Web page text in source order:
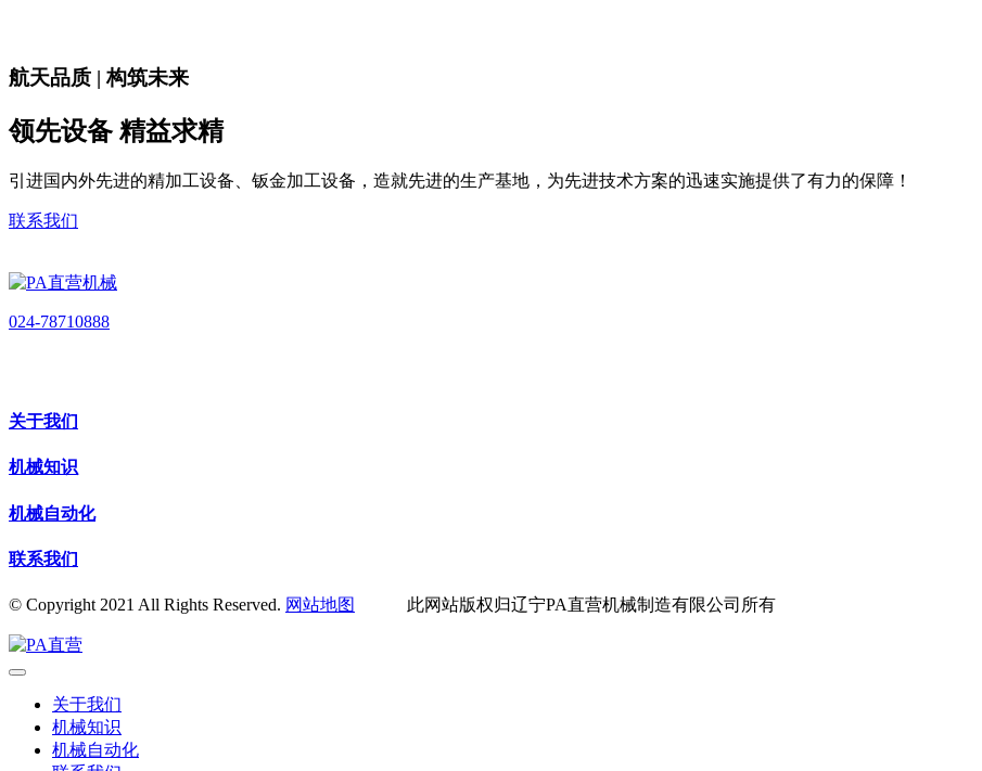
航天品质 | 构筑未来
领先设备 精益求精
引进国内外先进的精加工设备、钣金加工设备，造就先进的生产基地，为先进技术方案的迅速实施提供了有力的保障！
联系我们
024-78710888
关于我们
机械知识
机械自动化
联系我们
© Copyright 2021 All Rights Reserved. 网站地图 此网站版权归辽宁PA直营机械制造有限公司所有
关于我们
机械知识
机械自动化